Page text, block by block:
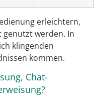
erleichtern,
werden. In
klingenden
kommen.
Chat-